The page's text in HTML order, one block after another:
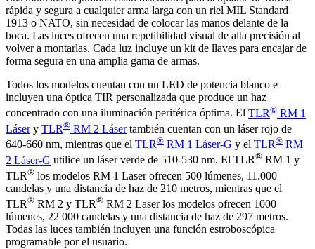
rápida y segura a cualquier arma larga con un riel MIL Standard
1913 o NATO, sin necesidad de colocar las manos delante de la
boca. Las luces ofrecen una repetibilidad visual de alta precisión al
volver a montarlas. Cada luz incluye un kit de llaves para encajar de
forma segura en una amplia gama de armas.
Todos los modelos cuentan con un LED de potencia blanco e
incluyen una óptica TIR personalizada que produce un haz
concentrado con una iluminación periférica óptima. El TLR® RM 1
Lásery TLR® RM 2 Lásertambién cuentan con un láser rojo de
640-660 nm, mientras que el TLR® RM 1 Láser-G y el TLR® RM
2 Láser-G utilice un láser verde de 510-530 nm. El TLR® RM 1 y
TLR® los modelos RM 1 Laser ofrecen 500 lúmenes, 11.000
candelas y una distancia de haz de 210 metros, mientras que el
TLR® RM 2 y TLR® RM 2 Laser los modelos ofrecen 1000
lúmenes, 22 000 candelas y una distancia de haz de 297 metros.
Todas las luces también incluyen una función estroboscópica
programable por el usuario.